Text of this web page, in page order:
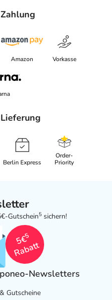
können Sie sich oben
Amazon Vorkasse
Berlin Express
Order-
Priority
Gutschein5 sichern!
5€
5
Rabatt
Newsletters
Gutscheine